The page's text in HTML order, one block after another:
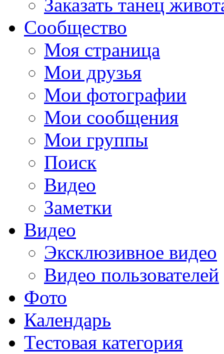
Заказать танец
Сообщество
Моя страница
Мои друзья
Мои фотографии
Мои сообщения
Мои группы
Поиск
Видео
Заметки
Видео
Эксклюзивное видео
Видео пользователей
Фото
Календарь
Тестовая категория